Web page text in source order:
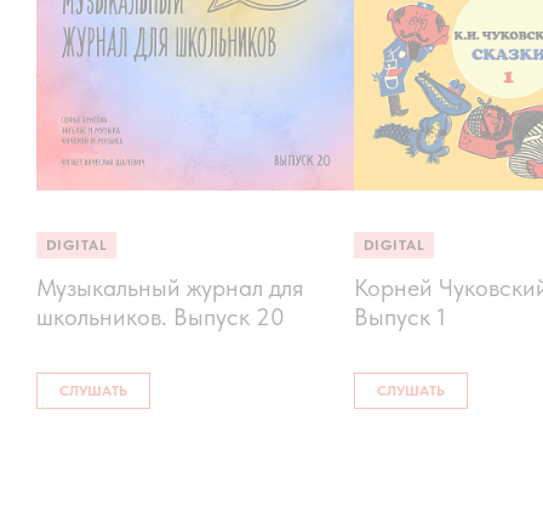
DIGITAL
Музыкальный журнал для
школьников. Выпуск 20
СЛУШАТЬ
DIGITAL
Корней
Выпуск 1
СЛУШАТЬ